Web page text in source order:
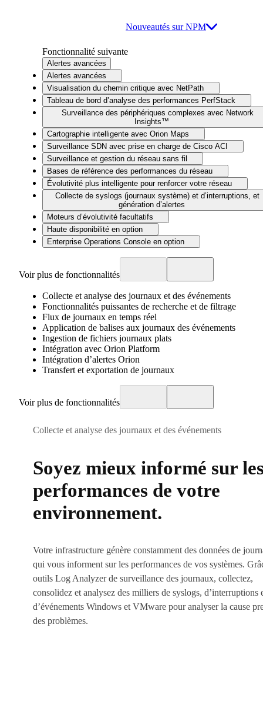
Nouveautés sur NPM
Fonctionnalité suivante
Alertes avancées
Alertes avancées
Visualisation du chemin critique avec NetPath
Tableau de bord d’analyse des performances PerfStack
Surveillance des périphériques complexes avec Network
Insights™
Cartographie intelligente avec Orion Maps
Surveillance SDN avec prise en charge de Cisco ACI
Surveillance et gestion du réseau sans fil
Bases de référence des performances du réseau
Évolutivité plus intelligente pour renforcer votre réseau
Collecte de syslogs (journaux système) et d’interruptions, et
génération d’alertes
Moteurs d’évolutivité facultatifs
Haute disponibilité en option
Enterprise Operations Console en option
Voir plus de fonctionnalités
Collecte et analyse des journaux et des événements
Fonctionnalités puissantes de recherche et de filtrage
Flux de journaux en temps réel
Application de balises aux journaux des événements
Ingestion de fichiers journaux plats
Intégration avec Orion Platform
Intégration d’alertes Orion
Transfert et exportation de journaux
Voir plus de fonctionnalités
Collecte et analyse des journaux et des événements
Soyez mieux informé sur
performances de votre
environnement.
Votre infrastructure génère constamment des données de
qui vous informent sur les performances de vos systèmes.
outils Log Analyzer de surveillance des journaux, collectez,
consolidez et analysez des milliers de syslogs, d’interruptions
d’événements Windows et VMware pour analyser la cause
des problèmes.